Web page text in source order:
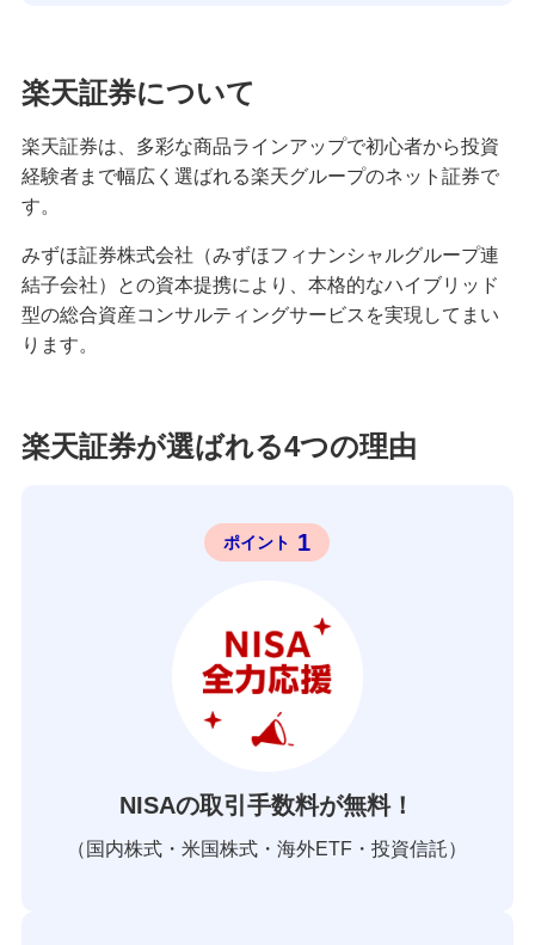
楽天証券について
楽天証券は、多彩な商品ラインアップで初心者から投資
経験者まで幅広く選ばれる楽天グループのネット証券で
す。
みずほ証券株式会社（みずほフィナンシャルグループ連
結子会社）との資本提携により、本格的なハイブリッド
型の総合資産コンサルティングサービスを実現してまい
ります。
楽天証券が選ばれる4つの理由
ポイント 1
NISAの取引手数料が無料！
（国内株式・米国株式・海外ETF・投資信託）